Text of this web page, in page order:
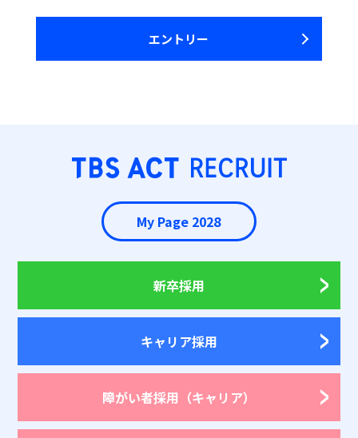
エントリー
My Page 2028
新卒採用
キャリア採用
障がい者採用 （キャリア）